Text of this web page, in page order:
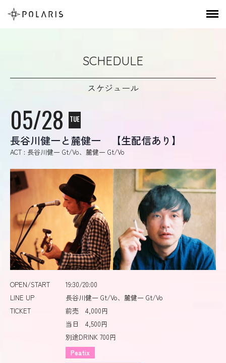
SCHEDULE
スケジュール
05/28 TUE
長谷川健一と麓健一 【生配信あり】
ACT : 長谷川健一 Gt/Vo、麓健一 Gt/Vo
OPEN/START
19:30/20:00
LINE UP
長谷川健一 Gt/Vo、麓健一 Gt/Vo
TICKET
前売 4,000円
当日 4,500円
別途DRINK 700円
Peatix